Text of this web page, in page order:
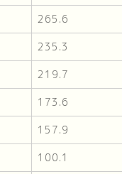
265.6
235.3
219.7
173.6
157.9
100.1